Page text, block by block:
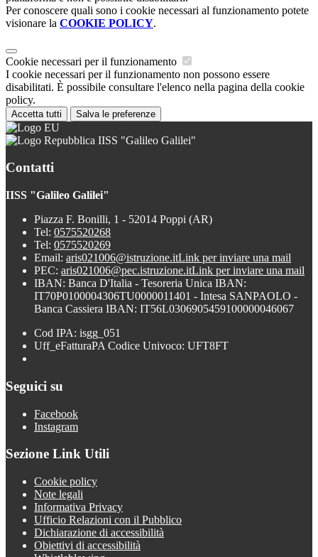
Per conoscere quali sono i cookie necessari al funzionamento potete
visionare la COOKIE POLICY.
Cookie necessari per il funzionamento
I cookie necessari per il funzionamento non possono essere
disabilitati. È possibile consultare l'elenco nella pagina della cookie
policy.
Accetta tutti Salva le preferenze
IISS "Galileo Galilei"
Contatti
IISS "Galileo Galilei"
Piazza F. Bonilli, 1 - 52014 Poppi (AR)
Tel: 0575520268
Tel: 0575520269
Email: aris021006@istruzione.itLink per inviare una mail
PEC: aris021006@pec.istruzione.itLink per inviare una mail
IBAN: Banca D'Italia - Tesoreria Unica IBAN:
IT70P0100004306TU0000011401 - Intesa SANPAOLO -
Banca Cassiera IBAN: IT56L0306905459100000046067
Cod IPA: isgg_051
Uff_eFatturaPA Codice Univoco: UFT8FT
Seguici su
Facebook
Instagram
Sezione Link Utili
Cookie policy
Note legali
Informativa Privacy
Ufficio Relazioni con il Pubblico
Dichiarazione di accessibilità
Obiettivi di accessibilità